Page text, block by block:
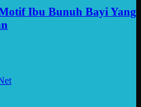
Ibu Bunuh Bayi Yang